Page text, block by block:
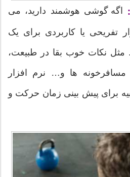
اگه گوشی هوشمند دارید، می
تفریحی یا کاربردی برای یک
مثل نکات خوب بقا در طبیعت،
ها و… نرم افزار
برای پیش بینی زمان حرکت و